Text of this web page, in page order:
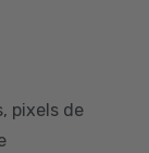
pixels de